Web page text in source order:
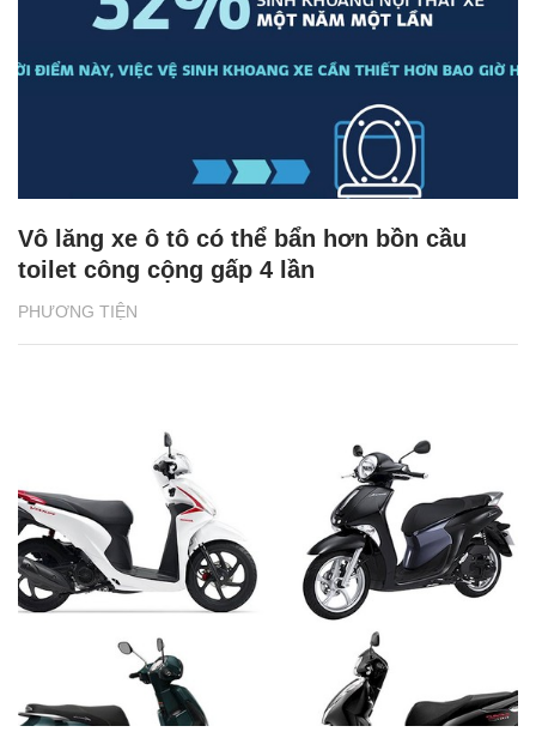
PHƯƠNG TIỆN
Vô lăng xe ô tô có thể bẩn hơn bồn cầu
toilet công cộng gấp 4 lần